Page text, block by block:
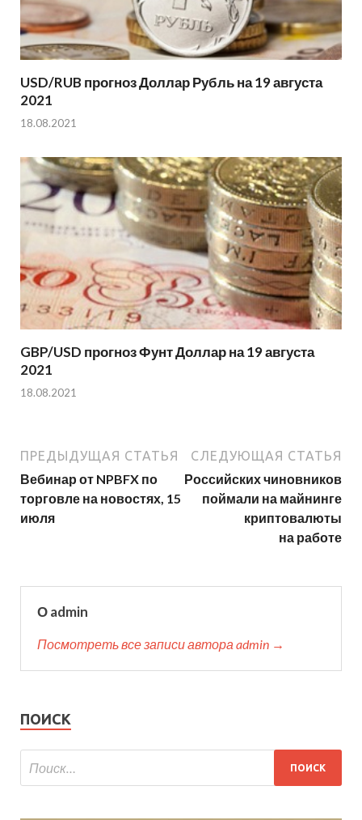
USD/RUB прогноз Доллар Рубль на 19 августа
2021
18.08.2021
GBP/USD прогноз Фунт Доллар на 19 августа
2021
18.08.2021
ПРЕДЫДУЩАЯ СТАТЬЯ
Вебинар от NPBFX по
торговле на новостях, 15
июля
СЛЕДУЮЩАЯ СТАТЬЯ
Российских чиновников
поймали на майнинге
криптовалюты
на работе
О admin
Посмотреть все записи автора admin →
ПОИСК